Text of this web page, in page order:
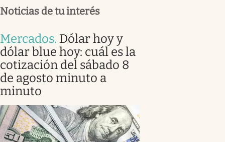
Noticias de tu interés
Mercados. Dólar hoy y
dólar blue hoy: cuál es la
cotización del sábado 8
de agosto minuto a
minuto